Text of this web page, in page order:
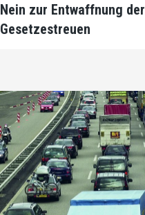
Nein zur Entwaffnung der
Gesetzestreuen